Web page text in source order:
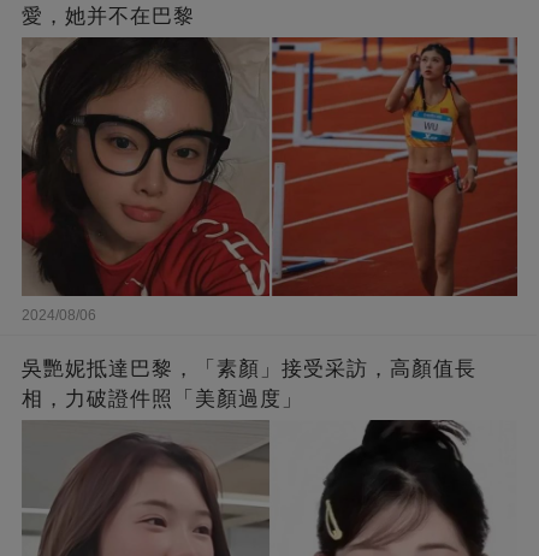
愛，她并不在巴黎
2024/08/06
吳艷妮抵達巴黎，「素顏」接受采訪，高顏值長
相，力破證件照「美顏過度」